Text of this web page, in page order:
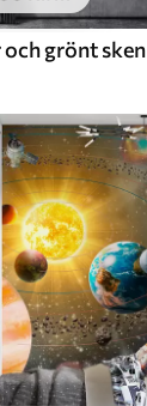
grönt sken